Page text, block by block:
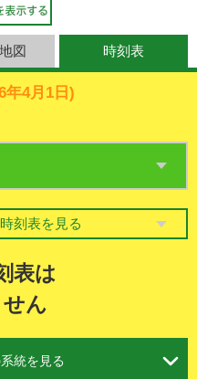
図 時刻表
年4月1日)
刻表を見る
表は
ん
統を見る 